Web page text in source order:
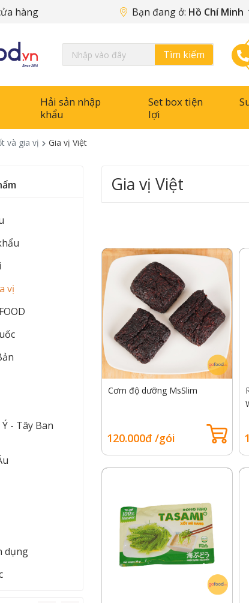
hàng Bạn đang ở: Hồ Chí Minh
Tìm kiếm
Hải sản nhập
khẩu
Set box tiện
lợi
và gia vị Gia vị Việt
Gia vị Việt
Cơm độ dưỡng MsSlim
120.000đ /gói
vị
- Tây Ban
dụng